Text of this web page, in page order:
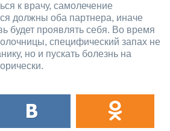
к врачу, самолечение
должны оба партнера, иначе
будет проявлять себя. Во время
специфический запах не
но и пускать болезнь на